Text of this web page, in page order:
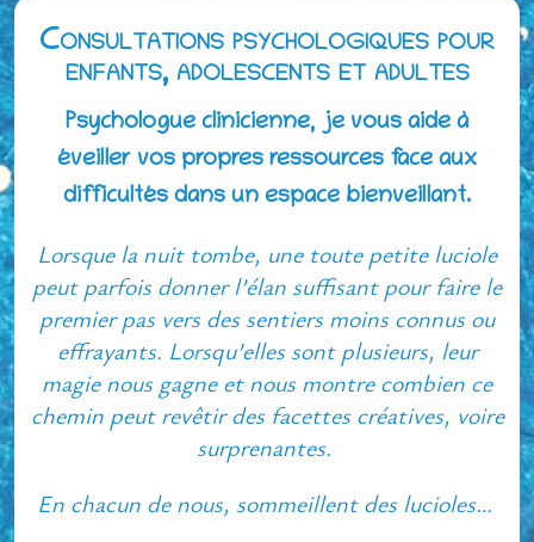
Consultations psychologiques pour
enfants, adolescents et adultes
Psychologue clinicienne, je vous aide à
éveiller vos propres ressources face aux
difficultés dans un espace bienveillant.
Lorsque la nuit tombe, une toute petite luciole
peut parfois donner l’élan suffisant pour faire le
premier pas vers des sentiers moins connus ou
effrayants. Lorsqu’elles sont plusieurs, leur
magie nous gagne et nous montre combien ce
chemin peut revêtir des facettes créatives, voire
surprenantes.
En chacun de nous, sommeillent des lucioles…